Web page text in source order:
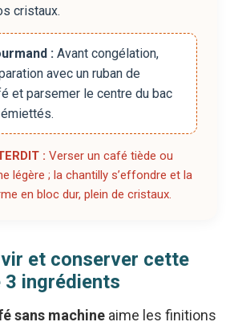
cristaux.
: Avant congélation,
avec un ruban de
et parsemer le centre du bac
: Verser un café tiède ou
légère ; la chantilly s’effondre et la
en bloc dur, plein de cristaux.
et conserver cette
3 ingrédients
sans machine aime les finitions